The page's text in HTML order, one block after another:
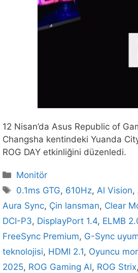
12 Nisan’da Asus Republic of
Changsha kentindeki Yuanda
ROG DAY etkinliğini düzenledi.
Kategoriler
Monitör
Etiketler
0.1ms GTG, 610Hz,Al Vision,
Aura Sync, Çin lansman, Clear
DCI-P3, DisplayPort 1.4, ELMB
FreeSync Premium, G-Sync
teknolojisi, HDMI 2.1, Oyuncu
2025, ROG Gaming Al, ROG Strix,